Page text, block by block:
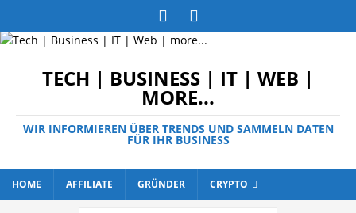
TECH | BUSINESS | IT | WEB |
MORE...
WIR INFORMIEREN ÜBER TRENDS UND SAMMELN DATEN
FÜR IHR BUSINESS
HOME AFFILIATE GRÜNDER CRYPTO